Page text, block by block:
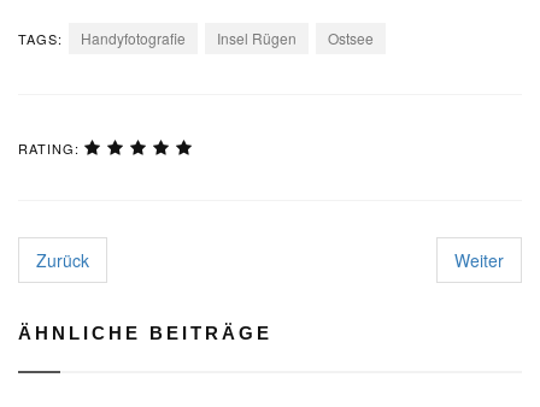
TAGS: Handyfotografie Insel Rügen Ostsee
RATING:
Zurück Weiter
ÄHNLICHE BEITRÄGE